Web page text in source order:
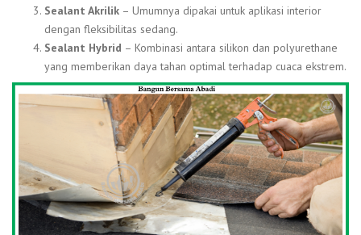
Sealant Akrilik – Umumnya dipakai untuk aplikasi interior
dengan fleksibilitas sedang.
Sealant Hybrid – Kombinasi antara silikon dan polyurethane
yang memberikan daya tahan optimal terhadap cuaca ekstrem.